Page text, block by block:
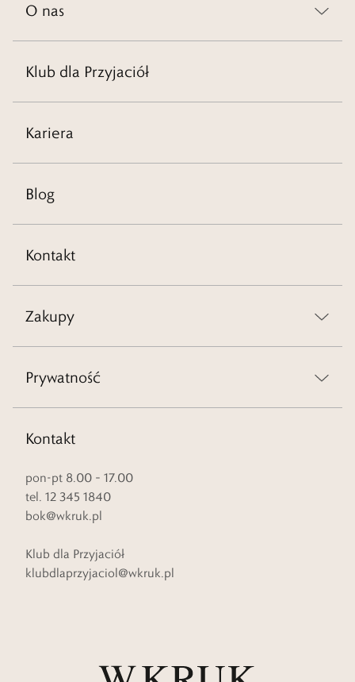
O nas
Klub dla Przyjaciół
Kariera
Blog
Kontakt
Zakupy
Prywatność
Kontakt
pon-pt 8.00 – 17.00
tel. 12 345 1840
bok@wkruk.pl
Klub dla Przyjaciół
klubdlaprzyjaciol@wkruk.pl